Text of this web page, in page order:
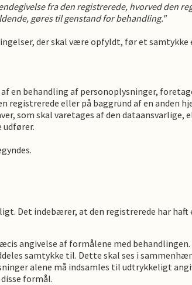
fra den registrerede, hvorved den
gøres til genstand for behandling."
der skal være opfyldt, før et samtykke
en behandling af personoplysninger,
registrerede eller på baggrund af en anden
som skal varetages af den dataansvarlige,
udfører.
Det indebærer, at den registrerede har
angivelse af formålene med
samtykke til. Dette skal ses i
alene må indsamles til udtrykkeligt
formål.